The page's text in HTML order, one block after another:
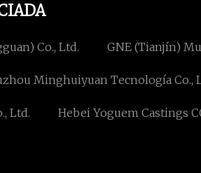
Co., Ltd. GNE (Tianjín)
Minghuiyuan Tecnología Co.,
Ltd. Hebei Yoguem Castings